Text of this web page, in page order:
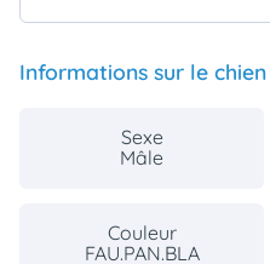
Informations sur le chien
Sexe
Mâle
Couleur
FAU.PAN.BLA